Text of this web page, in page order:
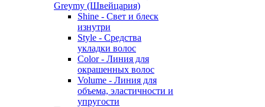
Greymy (Швейцария)
Shine - Свет и блеск
изнутри
Style - Средства
укладки волос
Color - Линия для
окрашенных волос
Volume - Линия для
объема, эластичности и
упругости